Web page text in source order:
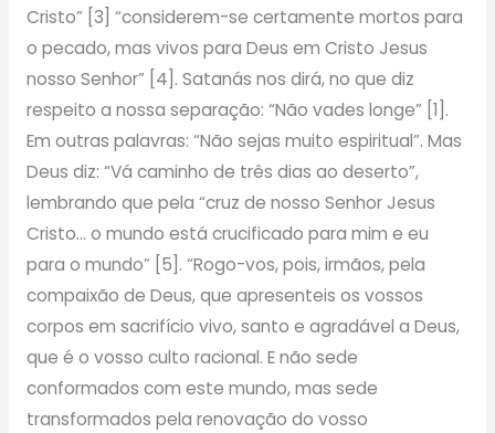
Cristo” [3] “considerem-se certamente mortos para
o pecado, mas vivos para Deus em Cristo Jesus
nosso Senhor” [4]. Satanás nos dirá, no que diz
respeito a nossa separação: “Não vades longe” [1].
Em outras palavras: “Não sejas muito espiritual”. Mas
Deus diz: “Vá caminho de três dias ao deserto”,
lembrando que pela “cruz de nosso Senhor Jesus
Cristo… o mundo está crucificado para mim e eu
para o mundo” [5]. “Rogo-vos, pois, irmãos, pela
compaixão de Deus, que apresenteis os vossos
corpos em sacrifício vivo, santo e agradável a Deus,
que é o vosso culto racional. E não sede
conformados com este mundo, mas sede
transformados pela renovação do vosso